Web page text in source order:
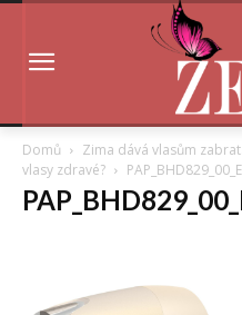
Domů
Zima dává vlasům
vlasy zdravé?